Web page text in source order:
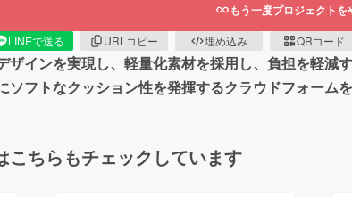
もう一度プロジェクト
LINEで送る URLコピー 埋め込み QRコード
インを実現し、軽量化素材を採用し、負担を軽
フトなクッション性を発揮するクラウドフォームを
こちらもチェックしています